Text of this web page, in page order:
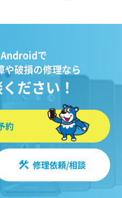
携先（情報提供元、
ら収集することがあ
、利用したサービス
商品、閲覧したペー
検索キーワード、利
境（携帯端末を通じ
の通信状態、利用に
も含みます）、IPア
置情報、端末の個体
障した場合、その
とを目的として、
客様の利用目的や
望等に合致する状
のではありません。
、その状態・状況に
い場合があります
は、お客様の修理依
は当社の事情によ
困難または合理的
で
や破損の修理なら
ださい！
約
修理依頼/相談